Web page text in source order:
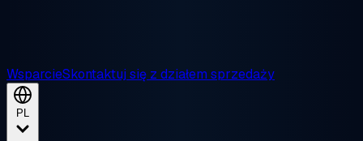
WsparcieSkontaktuj się z działem sprzedaży
PL